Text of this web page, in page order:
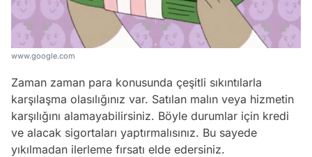
www.google.com
Zaman zaman para konusunda çeşitli sıkıntılarla
karşılaşma olasılığınız var. Satılan malın veya hizmetin
karşılığını alamayabilirsiniz. Böyle durumlar için kredi
ve alacak sigortaları yaptırmalısınız. Bu sayede
yıkılmadan ilerleme fırsatı elde edersiniz.